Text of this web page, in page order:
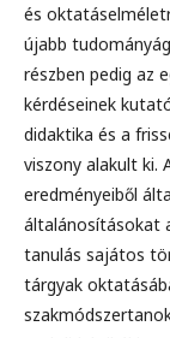
és
újabb
részben pedig az
kérdéseinek
didaktika és a
viszony alakult ki.
eredményeiből
általánosításokat
tanulás sajátos
tárgyak